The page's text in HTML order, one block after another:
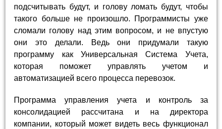
подсчитывать будут, и голову ломать будут, чтобы
такого больше не произошло. Программисты уже
сломали голову над этим вопросом, и не впустую
они это делали. Ведь они придумали такую
программу как Универсальная Система Учета,
которая поможет управлять учетом и
автоматизацией всего процесса перевозок.
Программа управления учета и контроль за
консолидацией рассчитана и на директора
компании, который может видеть весь функционал